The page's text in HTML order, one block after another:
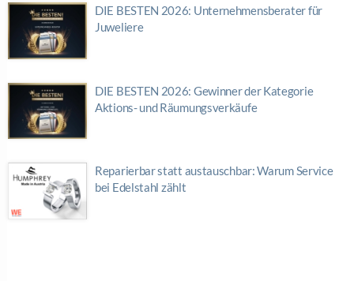
DIE BESTEN 2026: Unternehmensberater für
Juweliere
DIE BESTEN 2026: Gewinner der Kategorie
Aktions- und Räumungsverkäufe
Reparierbar statt austauschbar: Warum Service
bei Edelstahl zählt